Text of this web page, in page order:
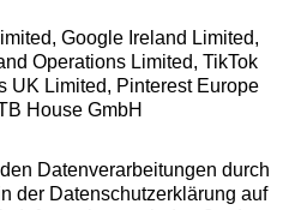
Bonitätsprüfung
Google Ireland Limited,
Operations Limited, TikTok
UK Limited, Pinterest Europe
House GmbH
Datenverarbeitungen durch
der Datenschutzerklärung auf